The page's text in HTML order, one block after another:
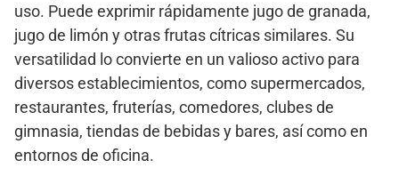
uso. Puede exprimir rápidamente jugo de granada,
jugo de limón y otras frutas cítricas similares. Su
versatilidad lo convierte en un valioso activo para
diversos establecimientos, como supermercados,
restaurantes, fruterías, comedores, clubes de
gimnasia, tiendas de bebidas y bares, así como en
entornos de oficina.